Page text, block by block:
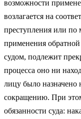
возможности
возлагается на
преступления или по
применения
судом, подлежит
процесса оно ни
лицу было назначено
сокращению. При
обязанности суда: